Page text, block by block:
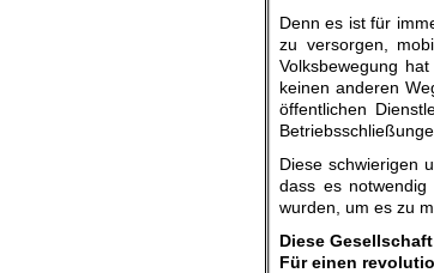
Denn es ist für
zu versorgen,
Volksbewegung
keinen anderen
öffentlichen
Diese schwierigen
dass es
wurden, um es zu
Diese
Für einen